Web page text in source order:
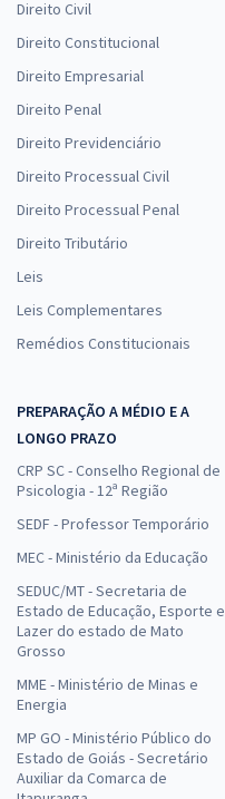
Direito Civil
Direito Constitucional
Direito Empresarial
Direito Penal
Direito Previdenciário
Direito Processual Civil
Direito Processual Penal
Direito Tributário
Leis
Leis Complementares
Remédios Constitucionais
PREPARAÇÃO A MÉDIO E A
LONGO PRAZO
CRP SC - Conselho Regional de
Psicologia - 12ª Região
SEDF - Professor Temporário
MEC - Ministério da Educação
SEDUC/MT - Secretaria de
Estado de Educação, Esporte e
Lazer do estado de Mato
Grosso
MME - Ministério de Minas e
Energia
MP GO - Ministério Público do
Estado de Goiás - Secretário
Auxiliar da Comarca de